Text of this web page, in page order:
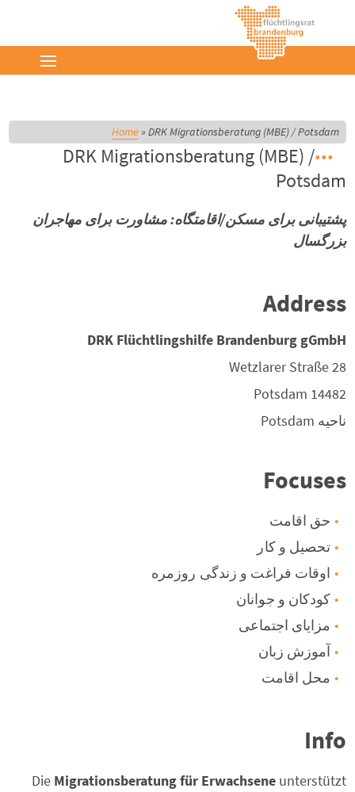
Home»DRK Migrationsberatung (MBE) / Potsdam
DRK Migrationsberatung (MBE) /
Potsdam
پشتیبانی برای مسکن/اقامتگاه: مشاورت براى مهاجران
بزرگسال
Address
DRK Flüchtlingshilfe Brandenburg gGmbH
Wetzlarer Straße 28
14482
Potsdam
ناحیه Potsdam
Focuses
حق اقامت
تحصیل و کار
اوقات فراغت و زندگی روزمره
کودکان و جوانان
مزایای اجتماعی
آموزش زبان
محل اقامت
Info
Die Migrationsberatung für Erwachseneunterstützt